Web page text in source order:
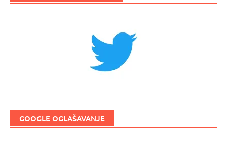
GOOGLE OGLAŠAVANJE